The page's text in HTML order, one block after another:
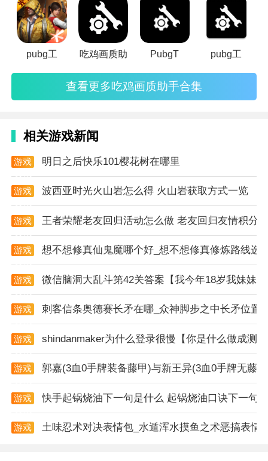
3. 节省手机资源：在提升画质的同时，软件还具备清理
游戏缓存和一键加速功能，有助于节省手机资源。
软件测试
1. 稳定性测试：经过多次测试，软件运行稳定，无崩溃
或卡顿现象。
试，均表现出良好的适配性。
3. 性能提升测试：在开启120帧模式后，游戏画面流畅
吃鸡画质助手120帧以其出色的画质优化能力和便捷的
操作体验，成为了众多绝地求生玩家的首选软件。无论
你是追求极致游戏体验的资深玩家，还是想要提升竞技
水平的新手，这款软件都能为你带来惊喜。
pubg工 吃鸡画质助 PubgT pubg工
查看更多吃鸡画质助手合集
相关游戏新闻
游戏
明日之后快乐101樱花树在哪里
游戏
波西亚时光火山岩怎么得 火山岩获取方式一览
游戏
王者荣耀老友回归活动怎么做 老友回归友情积分
游戏
想不想修真仙鬼魔哪个好_想不想修真修炼路线选
游戏
微信脑洞大乱斗第42关答案【我今年18岁我妹妹
游戏
刺客信条奥德赛长矛在哪_众神脚步之中长矛位置
游戏
shindanmaker为什么登录很慢【你是什么做成测
游戏
郭嘉(3血0手牌装备藤甲)与新王异(3血0手牌无藤
游戏
快手起锅烧油下一句是什么 起锅烧油口诀下一句
游戏
土味忍术对决表情包_水遁浑水摸鱼之术恶搞表情